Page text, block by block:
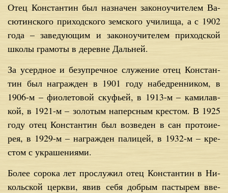
Отец Кон­стан­тин был на­зна­чен за­ко­но­учи­те­лем Ва­
сю­тин­ско­го при­ход­ско­го зем­ско­го учи­ли­ща, а с 1902
го­да – за­ве­ду­ю­щим и за­ко­но­учи­те­лем при­ход­ской
шко­лы гра­мо­ты в де­ревне Даль­ней.
За усерд­ное и без­упреч­ное слу­же­ние отец Кон­стан­
тин был на­граж­ден в 1901 го­ду на­бед­рен­ни­ком, в
1906-м – фио­ле­то­вой ску­фьей, в 1913-м – ка­ми­лав­
кой, в 1921-м – зо­ло­тым на­перс­ным кре­стом. В 1925
го­ду отец Кон­стан­тин был воз­ве­ден в сан про­то­и­е­
рея, в 1929-м – на­граж­ден па­ли­цей, в 1932-м – кре­
стом с укра­ше­ни­я­ми.
Бо­лее со­ро­ка лет про­слу­жил отец Кон­стан­тин в Ни­
коль­ской церк­ви, явив се­бя доб­рым пас­ты­рем вве­